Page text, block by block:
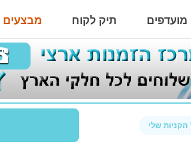
מועדפים תיק לקוח מבצעים
הקניות שלי